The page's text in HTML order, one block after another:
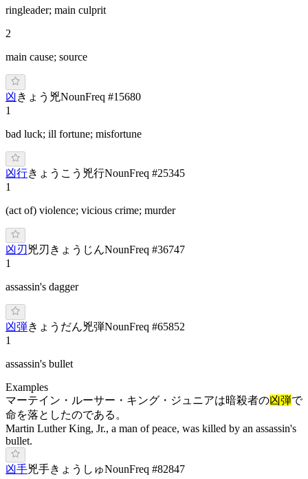
ringleader; main culprit
2
main cause; source
凶き ょう 兇NounFreq #15680
1
bad luck; ill fortune; misfortune
凶行き ょうこう 兇行NounFreq #25345
1
(act of) violence; vicious crime; murder
凶刃 兇刃 き ょうじんNounFreq #36747
1
assassin's dagger
凶弾き ょうだん兇弾NounFreq #65852
1
assassin's bullet
Examples
マーテイン・ルーサー・キング・ジュニアは暗殺者の凶弾で
命を落としたのである。
Martin Luther King, Jr., a man of peace, was killed by an assassin's
bullet.
凶手兇手き ょうしゅNounFreq #82847